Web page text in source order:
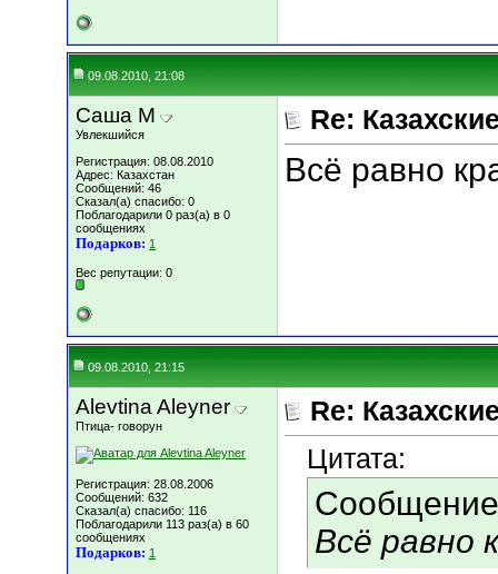
09.08.2010, 21:08
Саша М
Увлекшийся
Регистрация: 08.08.2010
Адрес: Казахстан
Сообщений: 46
Сказал(а) спасибо: 0
Поблагодарили 0 раз(а) в 0
сообщениях
Подарков: 1
Вес репутации: 0
Re:
Всё равно
09.08.2010, 21:15
Alevtina Aleyner
Птица- говорун
Регистрация: 28.08.2006
Сообщений: 632
Сказал(а) спасибо: 116
Поблагодарили 113 раз(а) в 60
сообщениях
Подарков: 1
Re:
Цитата:
Всё равно